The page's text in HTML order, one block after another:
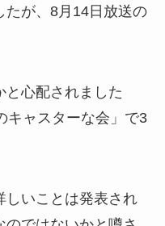
たが、8月14日放送の
と心配されました
キャスターな会」で3
しいことは発表され